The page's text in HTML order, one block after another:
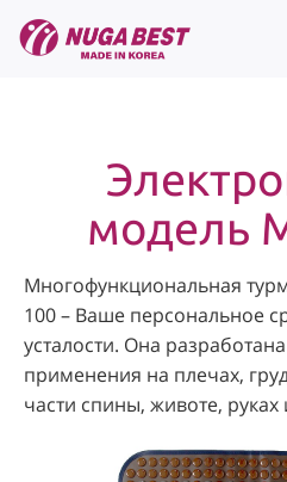
модель
Многофункциональная
100 – Ваше персональное
усталости. Она
применения на плечах,
части спины, животе, руках